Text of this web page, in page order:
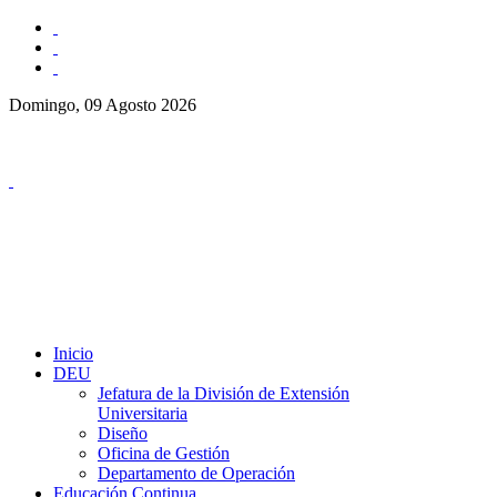
Domingo, 09 Agosto 2026
Inicio
DEU
Jefatura de la División de Extensión
Universitaria
Diseño
Oficina de Gestión
Departamento de Operación
Educación Continua